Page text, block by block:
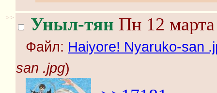
>> Уныл-тян Пн 12
Файл: Haiyore! Nyaruko-san
san .jpg)